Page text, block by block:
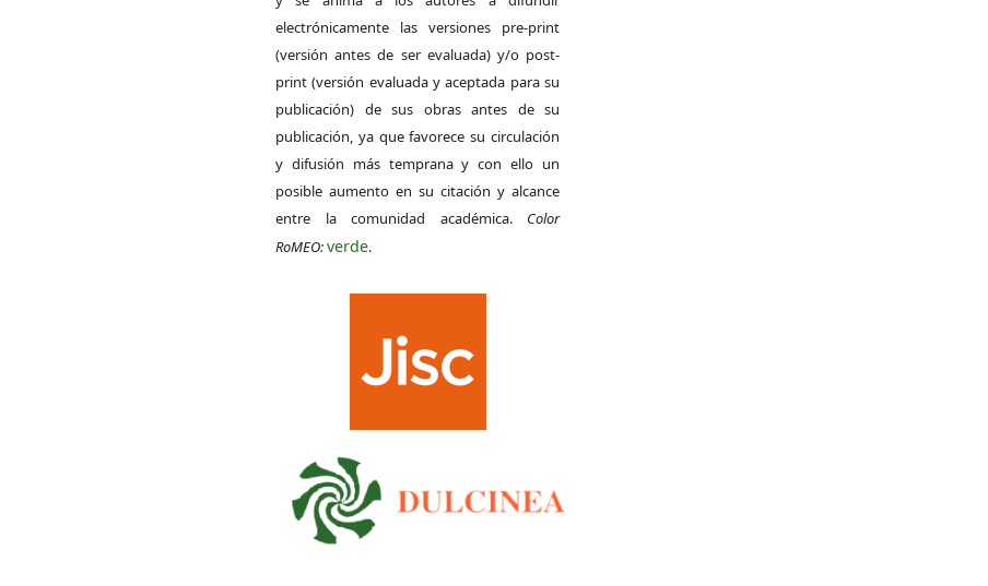
electrónicamente las versiones pre-print
(versión antes de ser evaluada) y/o post-
print (versión evaluada y aceptada para su
publicación) de sus obras antes de su
publicación, ya que favorece su circulación
y difusión más temprana y con ello un
posible aumento en su citación y alcance
entre la comunidad académica. Color
RoMEO:verde.